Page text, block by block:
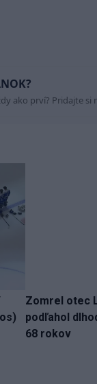
ako prví? Pridajte si
Zomrel otec
podľahol
68 rokov